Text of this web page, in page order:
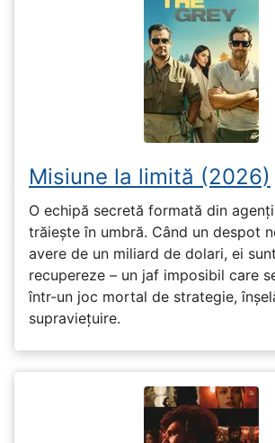
Misiune la limită (2026)
O echipă secretă formată din
trăiește în umbră. Când un despot
avere de un miliard de dolari, ei
recupereze – un jaf imposibil care
într-un joc mortal de strategie,
supraviețuire.